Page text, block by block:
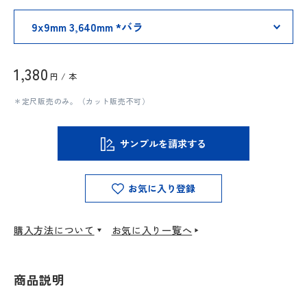
1,380 円 / 本
＊定尺販売のみ。（カット販売不可）
サンプルを請求する
お気に入り登録
購入方法について お気に入り一覧へ
商品説明